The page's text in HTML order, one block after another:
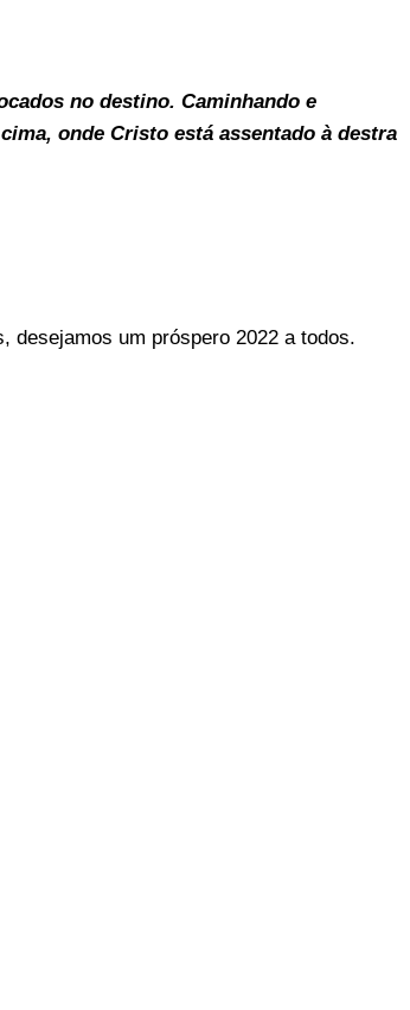
no destino. Caminhando e
onde Cristo está assentado à destra
desejamos um próspero 2022 a todos.